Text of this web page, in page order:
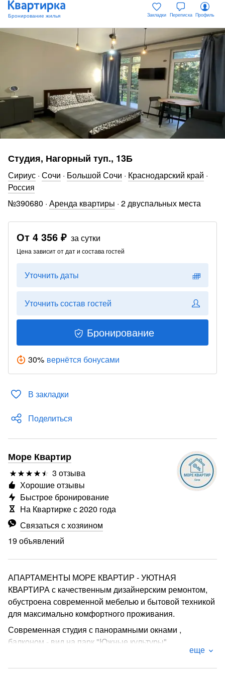
Закладки Переписка Профиль
Студия, Нагорный туп., 13Б
Сириус · Сочи · Большой Сочи · Краснодарский край ·
Россия
№390680 · Аренда квартиры · 2 двуспальных места
От 4 356 ₽ за сутки
Цена зависит от дат и состава гостей
Уточнить даты
Уточнить состав гостей
Бронирование
30% вернётся бонусами
В закладки
Поделиться
Море Квартир
3 отзыва
Связаться с хозяином
19 объявлений
Хорошие отзывы
Быстрое бронирование
На Квартирке с 2020 года
АПАРТАМЕНТЫ МОРЕ КВАРТИР - УЮТНАЯ
КВАРТИРА с качественным дизайнерским ремонтом,
обустроена современной мебелью и бытовой техникой
для максимально комфортного проживания.
Современная студия с панорамными окнами ,
балконом - вид на парк "Южные культуры"
еще